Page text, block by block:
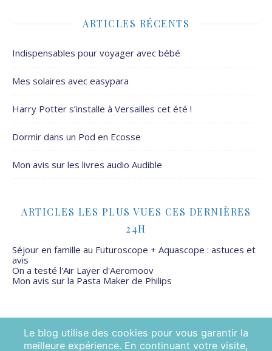
ARTICLES RÉCENTS
Indispensables pour voyager avec bébé
Mes solaires avec easypara
Harry Potter s’installe à Versailles cet été !
Dormir dans un Pod en Ecosse
Mon avis sur les livres audio Audible
ARTICLES LES PLUS VUES CES DERNIÈRES
24H
Séjour en famille au Futuroscope + Aquascope : astuces et
avis
On a testé l'Air Layer d'Aeromoov
Mon avis sur la Pasta Maker de Philips
Le blog utilise des cookies pour vous garantir la
meilleure expérience. En continuant votre visite,